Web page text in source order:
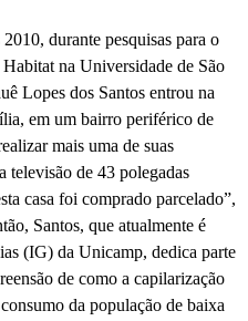
durante pesquisas para o
Habitat na Universidade de São
Lopes dos Santos entrou na
em um bairro periférico de
mais uma de suas
televisão de 43 polegadas
casa foi comprado parcelado”,
Santos, que atualmente é
(IG) da Unicamp, dedica parte
de como a capilarização
da população de baixa